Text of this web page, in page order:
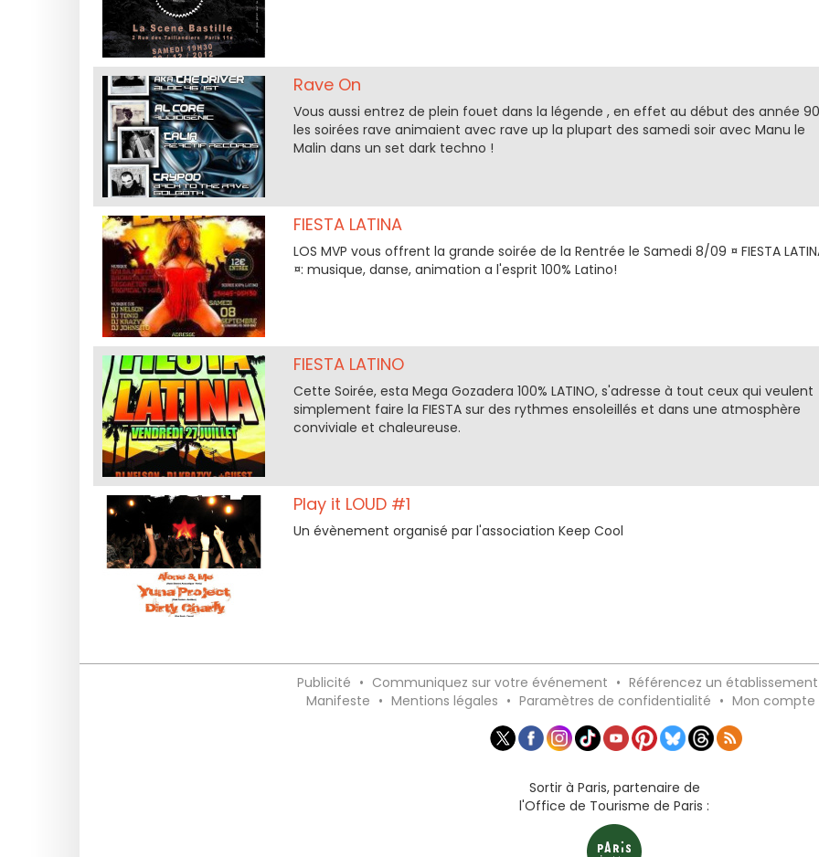
Rave On
Vous aussi entrez de plein fouet dans la légende , en effet au début des année 90
les soirées rave animaient avec rave up la plupart des samedi soir avec Manu le
Malin dans un set dark techno !
FIESTA LATINA
LOS MVP vous offrent la grande soirée de la Rentrée le Samedi 8/09 ¤ FIESTA
¤: musique, danse, animation a l'esprit 100% Latino!
FIESTA LATINO
Cette Soirée, esta Mega Gozadera 100% LATINO, s'adresse à tout ceux qui veulent
simplement faire la FIESTA sur des rythmes ensoleillés et dans une atmosphère
conviviale et chaleureuse.
Play it LOUD #1
Un évènement organisé par l'association Keep Cool
Publicité • Communiquez sur votre événement • Référencez un établissement
Manifeste • Mentions légales • Paramètres de confidentialité • Mon compte
Sortir à Paris, partenaire de
l'Office de Tourisme de Paris :